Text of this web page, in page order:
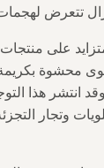
محشوة
انتشر هذا
وتجار